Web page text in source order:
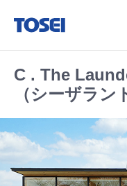
C . The
（シーザラン